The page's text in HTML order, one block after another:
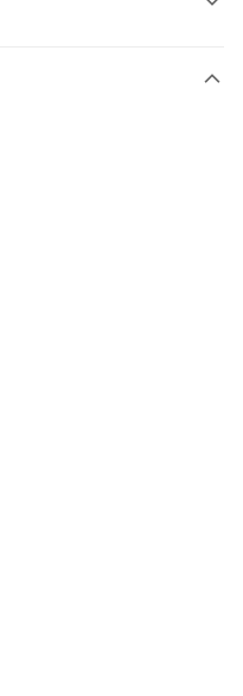
」的支付方式。 讓您購物簡單
儲值。
，將跳轉至「AFTEE先享後付」
可完成結帳。
訊。